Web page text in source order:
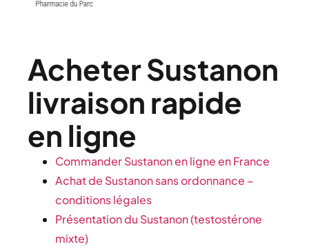
Acheter Sustanon
livraison rapide
en ligne
Commander Sustanon en ligne en France
Achat de Sustanon sans ordonnance –
conditions légales
Présentation du Sustanon (testostérone
mixte)